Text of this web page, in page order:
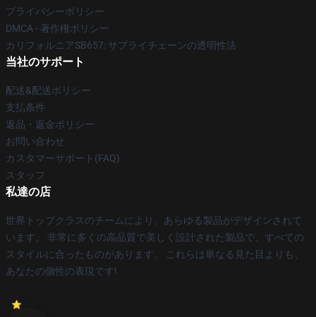
プライバシーポリシー
DMCA - 著作権ポリシー
カリフォルニアSB657: サプライチェーンの透明性法
当社のサポート
配送&配送ポリシー
支払条件
返品・返金ポリシー
お問い合わせ
カスタマーサポート(FAQ)
スタッフ
私達の店
世界トップクラスのチームにより、あらゆる製品がデザインされて
います。 非常に多くの高品質で美しく設計された製品で、すべての
スタイルに合ったものがあります。 これらは単なる見た目よりも、
あなたの個性の表現です!